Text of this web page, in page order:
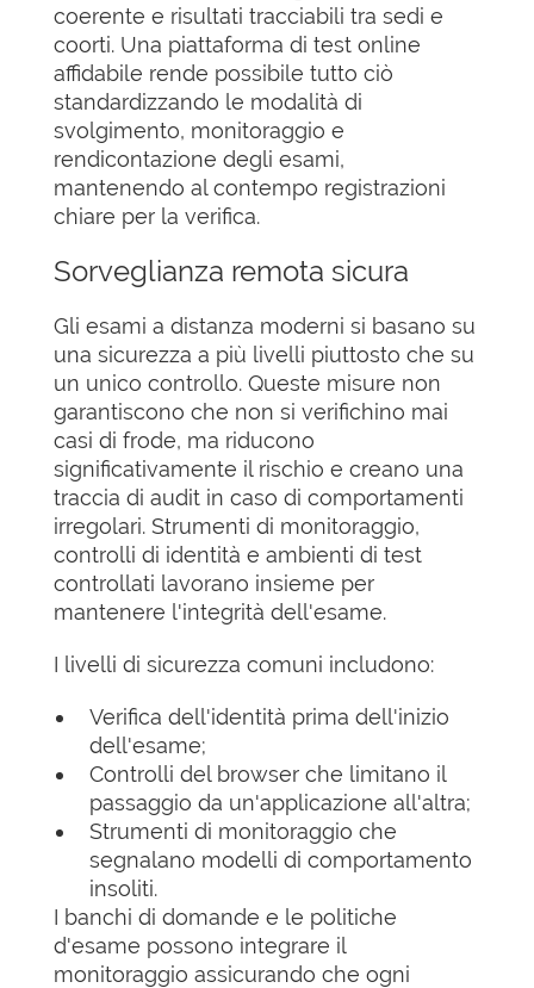
coerente e risultati tracciabili tra sedi e
coorti. Una piattaforma di test online
affidabile rende possibile tutto ciò
standardizzando le modalità di
svolgimento, monitoraggio e
rendicontazione degli esami,
mantenendo al contempo registrazioni
chiare per la verifica.
Sorveglianza remota sicura
Gli esami a distanza moderni si basano su
una sicurezza a più livelli piuttosto che su
un unico controllo. Queste misure non
garantiscono che non si verifichino mai
casi di frode, ma riducono
significativamente il rischio e creano una
traccia di audit in caso di comportamenti
irregolari. Strumenti di monitoraggio,
controlli di identità e ambienti di test
controllati lavorano insieme per
mantenere l'integrità dell'esame.
I livelli di sicurezza comuni includono:
Verifica dell'identità prima dell'inizio
dell'esame;
Controlli del browser che limitano il
passaggio da un'applicazione all'altra;
Strumenti di monitoraggio che
segnalano modelli di comportamento
insoliti.
I banchi di domande e le politiche
d'esame possono integrare il
monitoraggio assicurando che ogni